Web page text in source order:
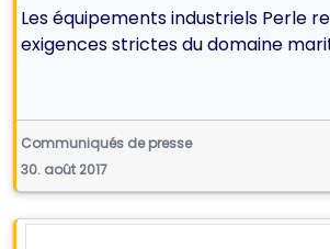
Les équipements industriels Perle
exigences strictes du domaine
Communiqués de presse
30. août 2017